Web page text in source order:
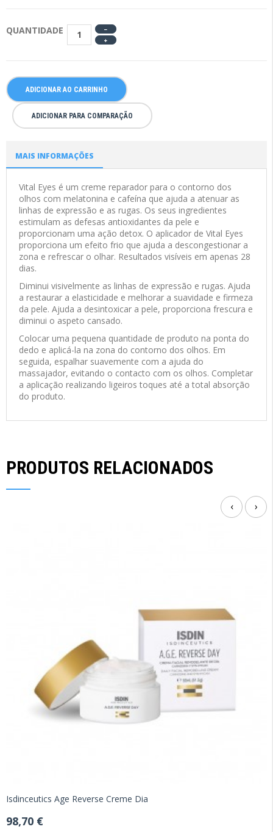
QUANTIDADE
ADICIONAR AO CARRINHO
ADICIONAR PARA COMPARAÇÃO
MAIS INFORMAÇÕES
Vital Eyes é um creme reparador para o contorno dos
olhos com melatonina e cafeína que ajuda a atenuar as
linhas de expressão e as rugas. Os seus ingredientes
estimulam as defesas antioxidantes da pele e
proporcionam uma ação detox. O aplicador de Vital Eyes
proporciona um efeito frio que ajuda a descongestionar a
zona e refrescar o olhar. Resultados visíveis em apenas 28
dias.
Diminui visivelmente as linhas de expressão e rugas. Ajuda
a restaurar a elasticidade e melhorar a suavidade e firmeza
da pele. Ajuda a desintoxicar a pele, proporciona frescura e
diminui o aspeto cansado.
Colocar uma pequena quantidade de produto na ponta do
dedo e aplicá-la na zona do contorno dos olhos. Em
seguida, espalhar suavemente com a ajuda do
massajador, evitando o contacto com os olhos. Completar
a aplicação realizando ligeiros toques até a total absorção
do produto.
PRODUTOS RELACIONADOS
‹ ›
Isdinceutics Age Reverse Creme Dia
98,70 €